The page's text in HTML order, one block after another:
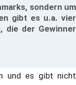
sondern um
gibt es u.a. vier
die der Gewinner
und es gibt nicht